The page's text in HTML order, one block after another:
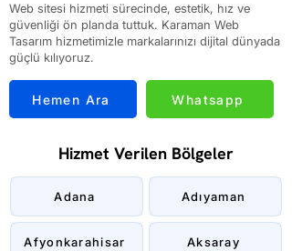
Web sitesi hizmeti sürecinde, estetik, hız ve
güvenliği ön planda tuttuk. Karaman Web
Tasarım hizmetimizle markalarınızı dijital dünyada
güçlü kılıyoruz.
Hemen Ara Whatsapp
Hizmet Verilen Bölgeler
Adana
Afyonkarahisar
Adıyaman
Aksaray